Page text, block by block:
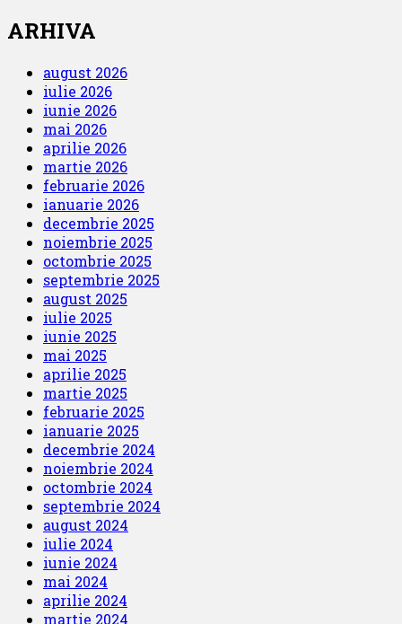
ARHIVA
august 2026
iulie 2026
iunie 2026
mai 2026
aprilie 2026
martie 2026
februarie 2026
ianuarie 2026
decembrie 2025
noiembrie 2025
octombrie 2025
septembrie 2025
august 2025
iulie 2025
iunie 2025
mai 2025
aprilie 2025
martie 2025
februarie 2025
ianuarie 2025
decembrie 2024
noiembrie 2024
octombrie 2024
septembrie 2024
august 2024
iulie 2024
iunie 2024
mai 2024
aprilie 2024
martie 2024